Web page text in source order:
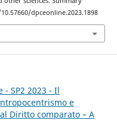
dpceonline.2023.1898
- SP2 2023 - Il
e
Diritto comparato – A